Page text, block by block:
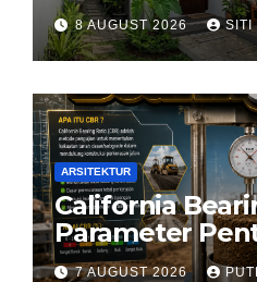
Arsitektur
8 AUGUST 2026 SITI
ARSITEKTUR
California
Parameter
Tanah
7 AUGUST 2026